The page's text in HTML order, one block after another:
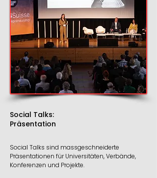
Social Talks:
Präsentation
Social Talks sind massgeschneiderte
Präsentationen für Universitäten, Verbände,
Konferenzen und Projekte.